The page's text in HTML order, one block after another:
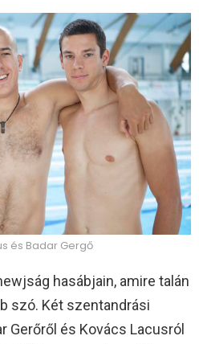
és Badar Gergő
hasábjain, amire talán
szó. Két szentandrási
Gerőről és Kovács Lacusról